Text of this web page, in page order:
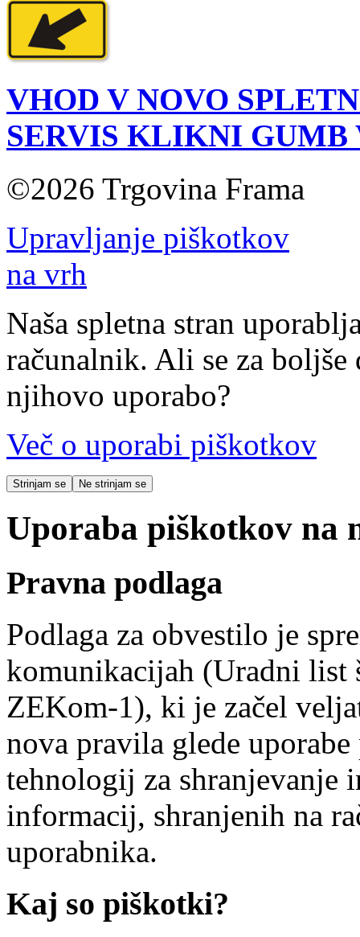
VHOD V NOVO
SERVIS KLIKNI GUMB
©2026 Trgovina Frama
Upravljanje piškotkov
na vrh
Naša spletna stran
računalnik. Ali se za
njihovo uporabo?
Več o uporabi piškotkov
Strinjam se Ne strinjam se
Uporaba piškotkov na
Pravna podlaga
Podlaga za obvestilo je
komunikacijah (Uradni list
ZEKom-1), ki je začel
nova pravila glede
tehnologij za shranjevanje
informacij, shranjenih na
uporabnika.
Kaj so piškotki?